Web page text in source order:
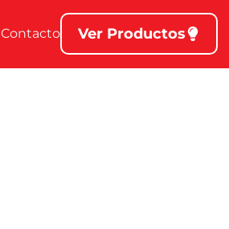
Contacto Ver Productos